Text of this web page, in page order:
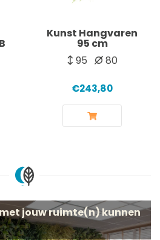
Kunst Hangvaren
95 cm
95
80
€243,80
jouw ruimte(n) kunnen